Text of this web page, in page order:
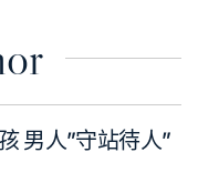
男人”守站待人”